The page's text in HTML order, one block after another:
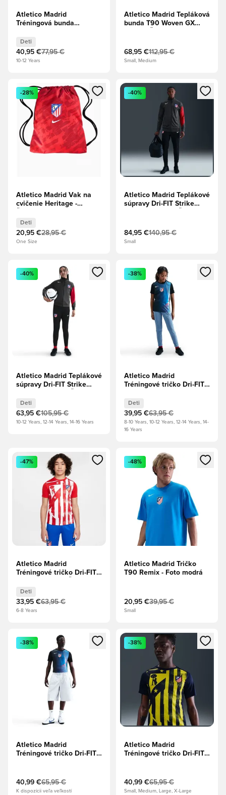
Atletico Madrid
Tréningová bunda
Športová červená/Hyper
Royal/Biela Deti
Deti
40,95 €77,95 €
10-12 Years
Atletico Madrid Tepláková
bunda T90 Woven GX
červená/Biela
68,95 €112,95 €
Small, Medium
Otvorí modál na prihlásenie alebo registráciu ako člen
-28%
Atletico Madrid Vak na
cvičenie Heritage -
červená/Biela
Deti
20,95 €28,95 €
One Size
Otvorí modál na prihlásenie
-40%
Atletico Madrid Teplákové
súpravy Dri-FIT Strike
84,95 €140,95 €
Small
Otvorí modál na prihlásenie alebo registráciu ako člen
-40%
Atletico Madrid Teplákové
súpravy Dri-FIT Strike
Športová červená/Biela
Deti
Deti
63,95 €105,95 €
10-12 Years, 12-14 Years, 14-16 Years
Otvorí modál na prihlásenie
-38%
Atletico Madrid
Tréningové tričko Dri-FIT
Predzápasové Tretie -
Čierna/Modrá/Biela Deti
Deti
39,95 €63,95 €
8-10 Years, 10-12 Years, 12-14 Years, 14-
16 Years
Otvorí modál na prihlásenie alebo registráciu ako člen
-47%
Atletico Madrid
Tréningové tričko Dri-FIT
červená/Biela Deti
Deti
33,95 €63,95 €
6-8 Years
Otvorí modál na prihlásenie
-48%
Atletico Madrid Tričko
T90 Remix - Foto modrá
20,95 €39,95 €
Small
Otvorí modál na prihlásenie alebo registráciu ako člen
-38%
Atletico Madrid
Tréningové tričko Dri-FIT
Čierna/Modrá/Biela
40,99 €65,95 €
K dispozícii veľa veľkostí
Otvorí modál na prihlásenie
-38%
Atletico Madrid
Tréningové tričko Dri-FIT
Blue/Žiarivá žltá
40,99 €65,95 €
Small, Medium, Large, X-Large